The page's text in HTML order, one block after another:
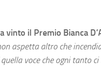
vinto il Premio Bianca
aspetta altro che
quella voce che ogni tanto ci